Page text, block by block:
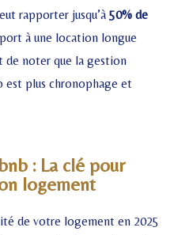
rapporter jusqu’à50% de
à une location longue
de noter que la gestion
est plus chronophage et
: La clé pour
logement
de votre logement en 2025